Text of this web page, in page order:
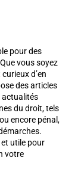
pour des
vous soyez
d’en
des articles
actualités
du droit, tels
encore pénal,
utile pour
votre